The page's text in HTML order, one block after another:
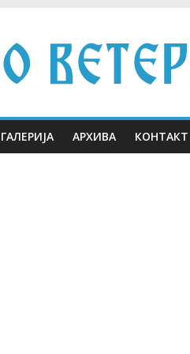
ГАЛЕРИЈА АРХИВА КОНТАКТ